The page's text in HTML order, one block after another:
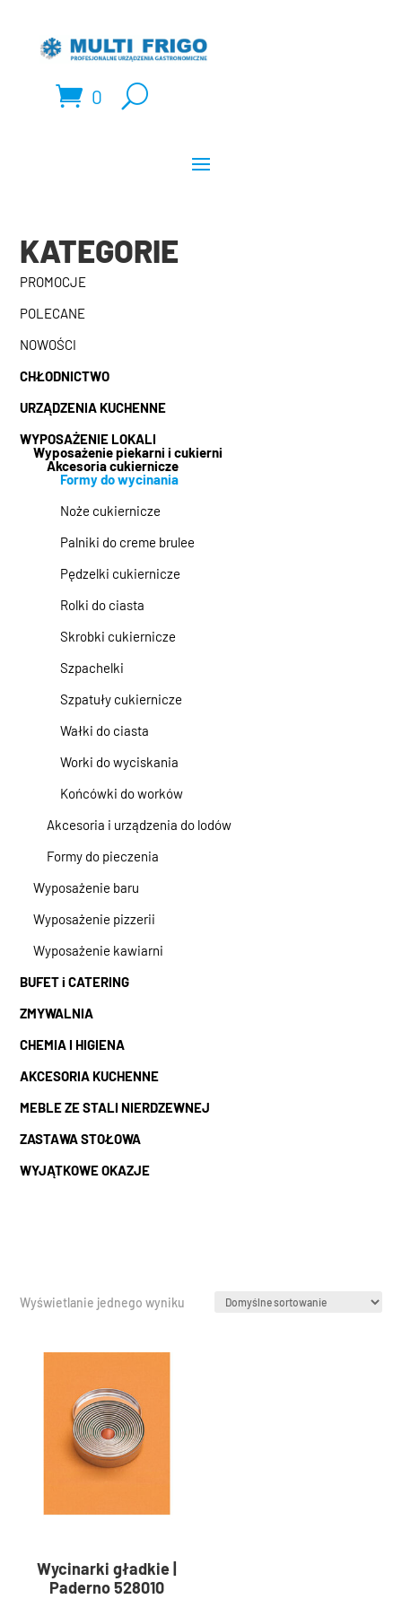
0
KATEGORIE
PROMOCJE
POLECANE
NOWOŚCI
CHŁODNICTWO
URZĄDZENIA KUCHENNE
WYPOSAŻENIE LOKALI
Wyposażenie piekarni i cukierni
Akcesoria cukiernicze
Formy do wycinania
Noże cukiernicze
Palniki do creme brulee
Pędzelki cukiernicze
Rolki do ciasta
Skrobki cukiernicze
Szpachelki
Szpatuły cukiernicze
Wałki do ciasta
Worki do wyciskania
Końcówki do worków
Akcesoria i urządzenia do lodów
Formy do pieczenia
Wyposażenie baru
Wyposażenie pizzerii
Wyposażenie kawiarni
BUFET i CATERING
ZMYWALNIA
CHEMIA I HIGIENA
AKCESORIA KUCHENNE
MEBLE ZE STALI NIERDZEWNEJ
ZASTAWA STOŁOWA
WYJĄTKOWE OKAZJE
Wyświetlanie jednego wyniku
Wycinarki gładkie |
Paderno 528010